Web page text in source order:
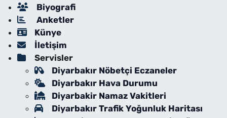
Biyografi
Anketler
Künye
İletişim
Servisler
Diyarbakır Nöbetçi Eczaneler
Diyarbakır Hava Durumu
Diyarbakir Namaz Vakitleri
Diyarbakır Trafik Yoğunluk Haritası